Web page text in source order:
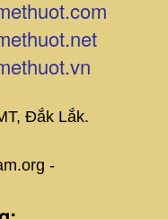
Đắk Lắk.
-